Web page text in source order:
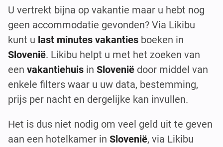
U vertrekt bijna op vakantie maar u hebt nog
geen accommodatie gevonden? Via Likibu
kunt u last minutes vakanties boeken in
Slovenië. Likibu helpt u met het zoeken van
een vakantiehuis in Slovenië door middel van
enkele filters waar u uw data, bestemming,
prijs per nacht en dergelijke kan invullen.
Het is dus niet nodig om veel geld uit te geven
aan een hotelkamer in Slovenië, via Likibu